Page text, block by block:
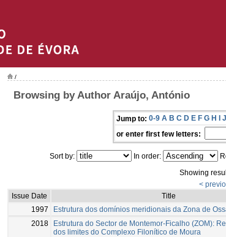
/
Browsing by Author Araújo, António
Jump to: 0-9 A B C D E F G H I J
or enter first few letters:
Sort by: In order:
Showing
<
Issue Date
Title
1997
Estrutura dos domínios meridionais da Zona de
2018
Estrutura do Sector de Montemor-Ficalho (ZOM):
dos limites do Complexo Filonítico de Moura